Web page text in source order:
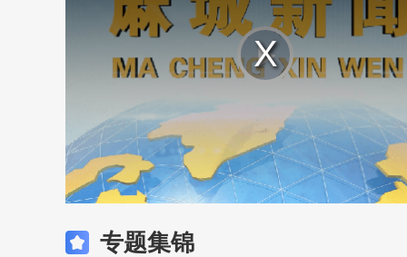
Play
Video
专题集锦